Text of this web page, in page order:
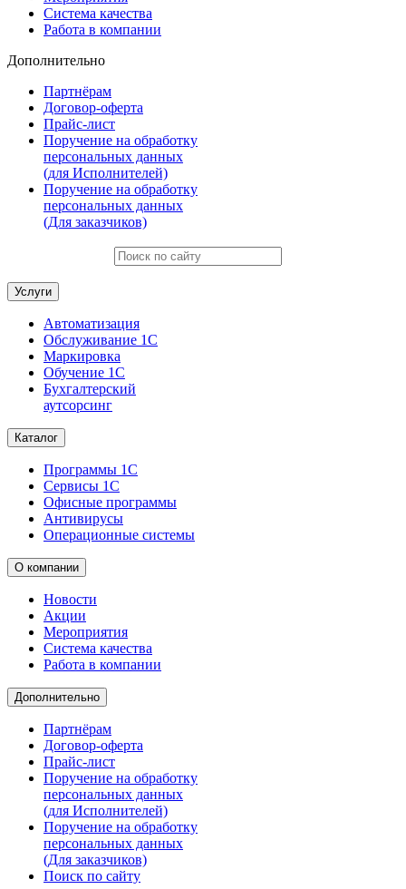
Система качества
Работа в компании
Дополнительно
Партнёрам
Договор-оферта
Прайс-лист
Поручение на обработку
персональных данных
(для Исполнителей)
Поручение на обработку
персональных данных
(Для заказчиков)
Услуги
Автоматизация
Обслуживание 1С
Маркировка
Обучение 1С
Бухгалтерский
аутсорсинг
Каталог
Программы 1С
Сервисы 1С
Офисные программы
Антивирусы
Операционные системы
О компании
Новости
Акции
Мероприятия
Система качества
Работа в компании
Дополнительно
Партнёрам
Договор-оферта
Прайс-лист
Поручение на обработку
персональных данных
(для Исполнителей)
Поручение на обработку
персональных данных
(Для заказчиков)
Поиск по сайту